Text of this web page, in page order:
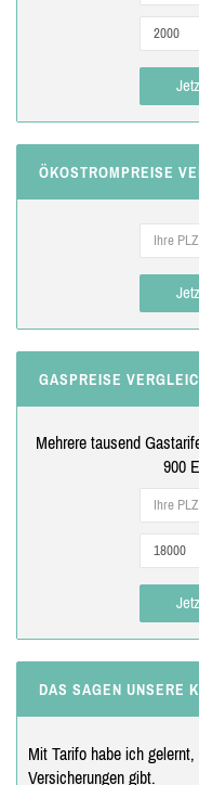
ÖKOSTROMPREISE
GASPREISE
Mehrere tausend
900
DAS SAGEN UNSERE
Mit Tarifo habe ich
Versicherungen gibt.